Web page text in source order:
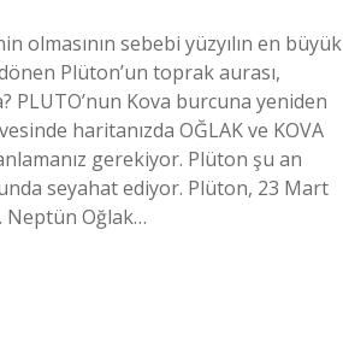
olmasının sebebi yüzyılın en büyük
Plüton’un toprak aurası,
PLUTO’nun Kova burcuna yeniden
haritanızda OĞLAK ve KOVA
gerekiyor. Plüton şu an
seyahat ediyor. Plüton, 23 Mart
Neptün Oğlak…